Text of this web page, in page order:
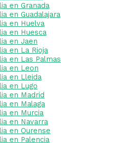
en Granada
en Guadalajara
en Huelva
en Huesca
en Jaen
en La Rioja
en Las Palmas
en Leon
en Lleida
en Lugo
en Madrid
en Malaga
en Murcia
en Navarra
en Ourense
en Palencia